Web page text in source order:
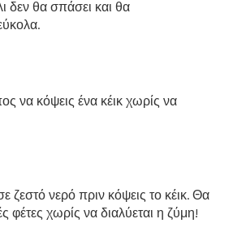
δεν θα σπάσει και θα
να κόψεις ένα κέικ χωρίς να
ζεστό νερό πριν κόψεις το κέικ. Θα
φέτες χωρίς να διαλύεται η ζύμη!